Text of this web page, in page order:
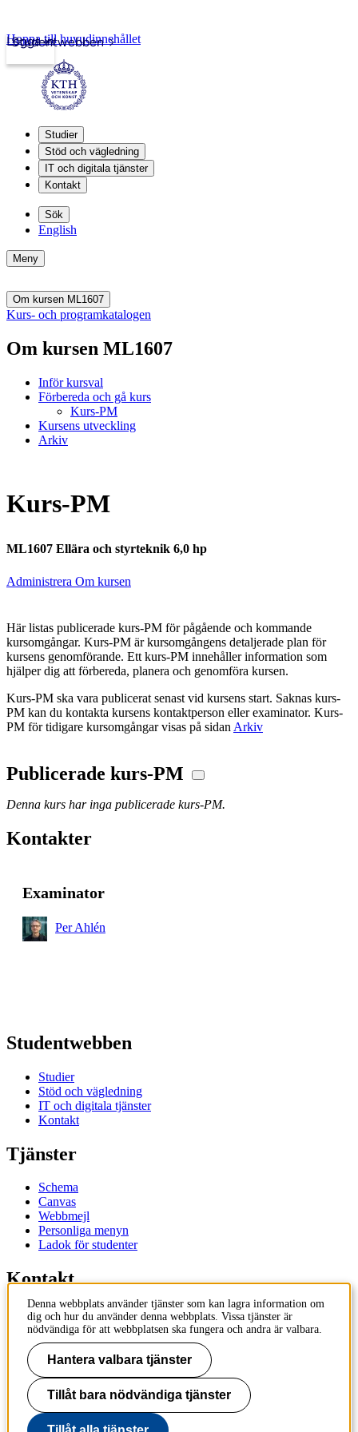
Studentwebben
Logga in
Hoppa till huvudinnehållet
Studier
Stöd och vägledning
IT och digitala tjänster
Kontakt
Sök
English
Meny
Om kursen ML1607
Kurs- och programkatalogen
Om kursen ML1607
Inför kursval
Förbereda och gå kurs
Kurs-PM
Kursens utveckling
Arkiv
Kurs-PM
ML1607 Ellära och styrteknik 6,0 hp
Administrera Om kursen
Här listas publicerade kurs-PM för pågående och kommande
kursomgångar. Kurs-PM är kursomgångens detaljerade plan för
kursens genomförande. Ett kurs-PM innehåller information som
hjälper dig att förbereda, planera och genomföra kursen.
Kurs-PM ska vara publicerat senast vid kursens start. Saknas kurs-
PM kan du kontakta kursens kontaktperson eller examinator. Kurs-
PM för tidigare kursomgångar visas på sidan Arkiv
Publicerade kurs-PM
Denna kurs har inga publicerade kurs-PM.
Kontakter
Examinator
Per Ahlén
Studentwebben
Studier
Stöd och vägledning
IT och digitala tjänster
Kontakt
Tjänster
Schema
Canvas
Webbmejl
Personliga menyn
Ladok för studenter
Kontakt
Kontakta utbildningsprogram
Kontakta kurs
IT-support
KTH Entré
KTH
100 44 Stockholm
+46 8 790 60 00
Denna webbplats använder tjänster som kan lagra information om
dig och hur du använder denna webbplats. Vissa tjänster är
nödvändiga för att webbplatsen ska fungera och andra är valbara.
Hantera valbara tjänster
Tillåt bara nödvändiga tjänster